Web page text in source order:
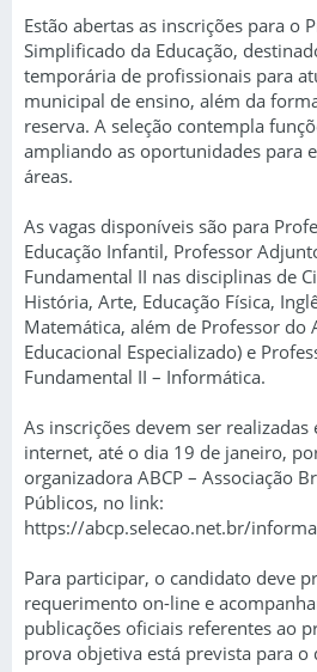
Estão abertas as inscrições para o
Simplificado da Educação,
temporária de profissionais para
municipal de ensino, além da
reserva. A seleção contempla
ampliando as oportunidades para
áreas.
As vagas disponíveis são para
Educação Infantil, Professor
Fundamental II nas disciplinas de
História, Arte, Educação Física,
Matemática, além de Professor do
Educacional Especializado) e
Fundamental II – Informática.
As inscrições devem ser
internet, até o dia 19 de janeiro,
organizadora ABCP – Associação
Públicos, no link:
https://abcp.selecao.net.br/
Para participar, o candidato deve
requerimento on-line e
publicações oficiais referentes ao
prova objetiva está prevista para o